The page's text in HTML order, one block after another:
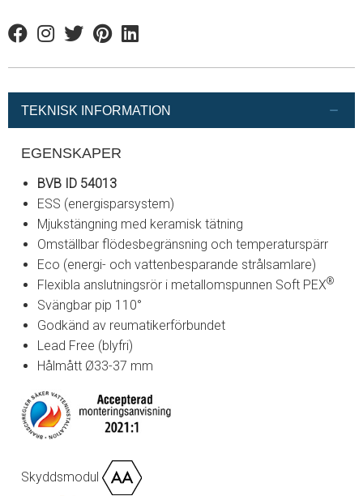
FacebookInstagram
TwitterPinterestLinkedin
TEKNISK INFORMATION
EGENSKAPER
BVB ID 54013
ESS (energisparsystem)
Mjukstängning med keramisk tätning
Omställbar flödesbegränsning och temperaturspärr
Eco (energi- och vattenbesparande strålsamlare)
Flexibla anslutningsrör i metallomspunnen Soft PEX®
Svängbar pip 110°
Godkänd av reumatikerförbundet
Lead Free (blyfri)
Hålmått Ø33-37 mm
Skyddsmodul